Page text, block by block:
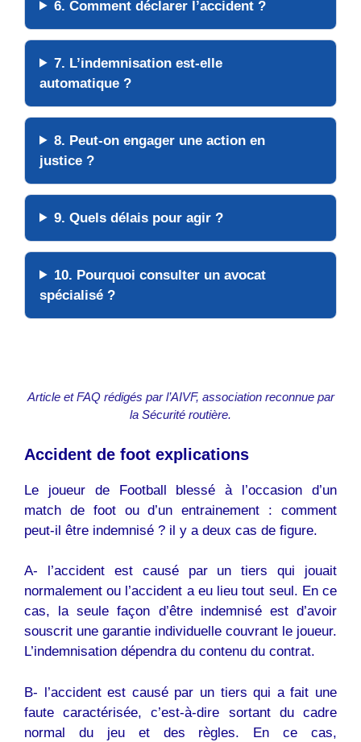
6. Comment déclarer l’accident ?
7. L’indemnisation est-elle
automatique ?
8. Peut-on engager une action en
justice ?
9. Quels délais pour agir ?
10. Pourquoi consulter un avocat
spécialisé ?
Article et FAQ rédigés par l’AIVF, association reconnue par
la Sécurité routière.
Accident de foot explications
Le joueur de Football blessé à l’occasion d’un
match de foot ou d’un entrainement : comment
peut-il être indemnisé ? il y a deux cas de figure.
A- l’accident est causé par un tiers qui jouait
normalement ou l’accident a eu lieu tout seul. En ce
cas, la seule façon d’être indemnisé est d’avoir
souscrit une garantie individuelle couvrant le joueur.
L’indemnisation dépendra du contenu du contrat.
B- l’accident est causé par un tiers qui a fait une
faute caractérisée, c’est-à-dire sortant du cadre
normal du jeu et des règles. En ce cas,